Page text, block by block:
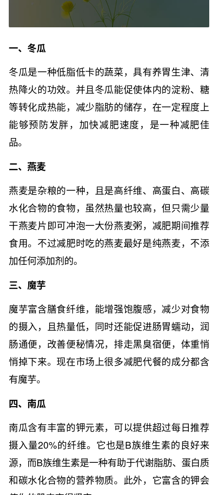
一、冬瓜
冬瓜是一种低脂低卡的蔬菜，具有养胃生津、清
热降火的功效。并且冬瓜能促使体内的淀粉、糖
等转化成热能，减少脂肪的储存，在一定程度上
能够预防发胖，加快减肥速度，是一种减肥佳
品。
二、燕麦
燕麦是杂粮的一种，且是高纤维、高蛋白、高碳
水化合物的食物，虽然热量也较高，但只需少量
干燕麦片即可冲泡一大份燕麦粥，减肥期间推荐
食用。不过减肥时吃的燕麦最好是纯燕麦，不添
加任何添加剂的。
三、魔芋
魔芋富含膳食纤维，能增强饱腹感，减少对食物
的摄入，且热量低，同时还能促进肠胃蠕动，润
肠通便，改善便秘情况，排走黑臭宿便，体重悄
悄掉下来。现在市场上很多减肥代餐的成分都含
有魔芋。
四、南瓜
南瓜含有丰富的钾元素，可以提供超过每日推荐
摄入量20%的纤维。它也是B族维生素的良好来
源，而B族维生素是一种有助于代谢脂肪、蛋白质
和碳水化合物的营养物质。此外，它富含的钾会